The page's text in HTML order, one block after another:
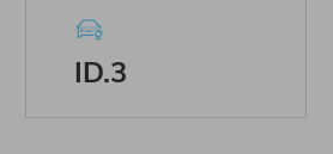
ID.3